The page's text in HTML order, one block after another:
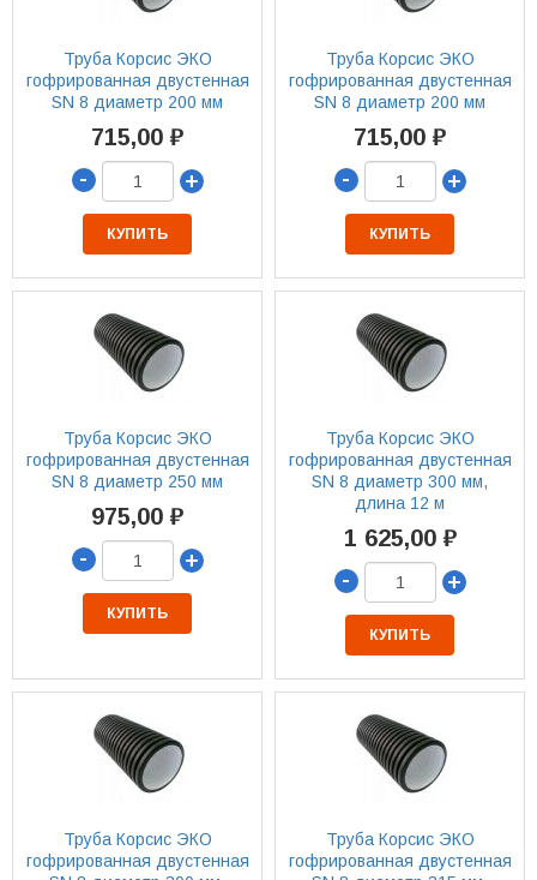
Труба Корсис ЭКО
гофрированная двустенная
SN 8 диаметр 200 мм
715,00 ₽
-
+
КУПИТЬ
Труба Корсис ЭКО
гофрированная двустенная
SN 8 диаметр 200 мм
715,00 ₽
-
+
КУПИТЬ
Труба Корсис ЭКО
гофрированная двустенная
SN 8 диаметр 250 мм
975,00 ₽
-
+
КУПИТЬ
Труба Корсис ЭКО
гофрированная двустенная
SN 8 диаметр 300 мм,
длина 12 м
1 625,00 ₽
-
+
КУПИТЬ
Труба Корсис ЭКО
гофрированная двустенная
Труба Корсис ЭКО
гофрированная двустенная